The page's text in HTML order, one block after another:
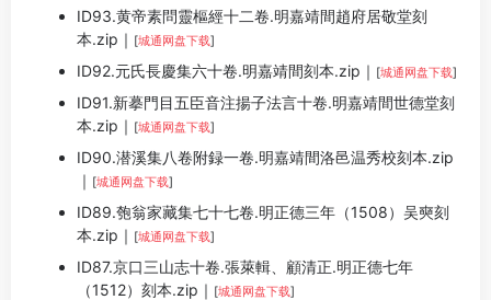
ID93.黄帝素問靈樞經十二卷.明嘉靖間趙府居敬堂刻
本.zip｜ [城通网盘下载]
ID92.元氏長慶集六十卷.明嘉靖間刻本.zip｜ [城通网盘下载]
ID91.新摹門目五臣音注揚子法言十卷.明嘉靖間世德堂刻
本.zip｜ [城通网盘下载]
ID90.潜溪集八卷附録一卷.明嘉靖間洛邑温秀校刻本.zip
｜ [城通网盘下载]
ID89.匏翁家藏集七十七卷.明正德三年（1508）吴奭刻
本.zip｜ [城通网盘下载]
ID87.京口三山志十卷.張萊輯、顧清正.明正德七年
（1512）刻本.zip｜ [城通网盘下载]